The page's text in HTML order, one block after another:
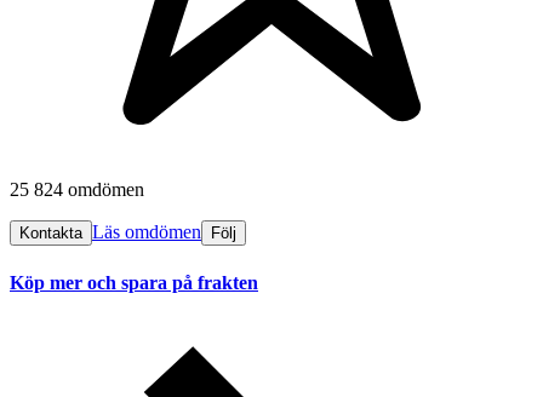
25 824 omdömen
Kontakta Läs omdömen Följ
Köp mer och spara på frakten